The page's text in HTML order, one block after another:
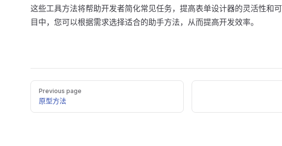
这些工具方法将帮助开发者简化常见任务，提高表单设计器的灵活性和
目中，您可以根据需求选择适合的助手方法，从而提高开发效率。
Pager
Previous page
原型方法